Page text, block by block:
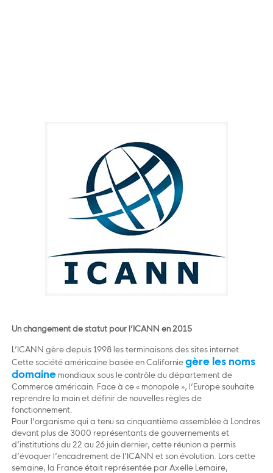
Un changement de statut pour l’ICANN en 2015
L’ICANN gère depuis 1998 les terminaisons des sites internet.
Cette société américaine basée en Californiegère les noms
domaine mondiaux sous le contrôle du département de
Commerce américain. Face à ce « monopole », l’Europe souhaite
reprendre la main et définir de nouvelles règles de
fonctionnement.
Pour l’organisme qui a tenu sa cinquantième assemblée à Londres
devant plus de 3000 représentants de gouvernements et
d’institutions du 22 au 26 juin dernier, cette réunion a permis
d’évoquer l’encadrement de l’ICANN et son évolution. Lors cette
semaine, la France était représentée par Axelle Lemaire,